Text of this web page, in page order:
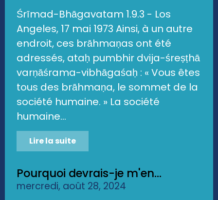
Śrīmad-Bhāgavatam 1.9.3 - Los
Angeles, 17 mai 1973 Ainsi, à un autre
endroit, ces brāhmaṇas ont été
adressés, ataḥ pumbhir dvija-śreṣṭhā
varṇāśrama-vibhāgaśaḥ : « Vous êtes
tous des brāhmaṇa, le sommet de la
société humaine. » La société
humaine...
Lire la suite
Pourquoi devrais-je m'en...
mercredi, août 28, 2024